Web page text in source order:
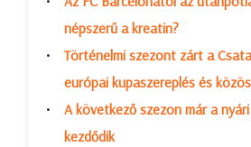
népszerű a kreatin?
Történelmi szezont zárt a
európai kupaszereplés és
A következő szezon már a
kezdődik